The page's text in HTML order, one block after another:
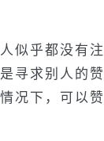
似乎都没有注
寻求别人的赞
况下，可以赞